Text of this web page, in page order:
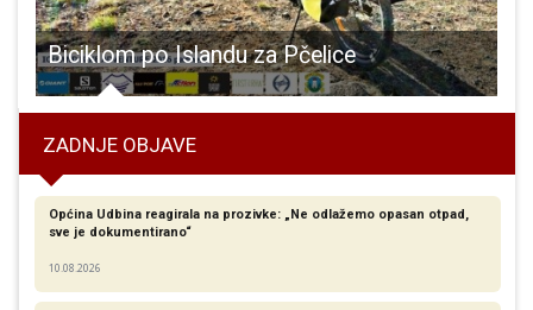
Biciklom po Islandu za Pčelice
ZADNJE OBJAVE
Općina Udbina reagirala na prozivke: „Ne odlažemo opasan otpad,
sve je dokumentirano“
10.08.2026